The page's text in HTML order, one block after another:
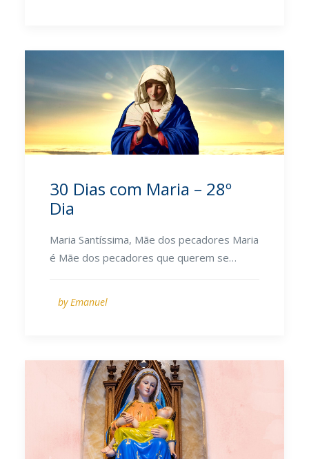
30 Dias com Maria – 28º
Dia
Maria Santíssima, Mãe dos pecadores Maria
é Mãe dos pecadores que querem se…
by Emanuel